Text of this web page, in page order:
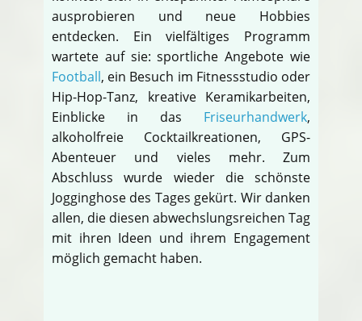
ausprobieren und neue Hobbies
entdecken. Ein vielfältiges Programm
wartete auf sie: sportliche Angebote wie
Football, ein Besuch im Fitnessstudio oder
Hip-Hop-Tanz, kreative Keramikarbeiten,
Einblicke in das Friseurhandwerk,
alkoholfreie Cocktailkreationen, GPS-
Abenteuer und vieles mehr. Zum
Abschluss wurde wieder die schönste
Jogginghose des Tages gekürt. Wir danken
allen, die diesen abwechslungsreichen Tag
mit ihren Ideen und ihrem Engagement
möglich gemacht haben.